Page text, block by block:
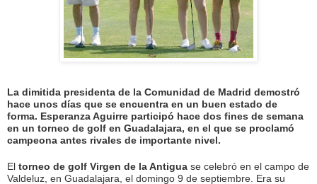
La dimitida presidenta de la Comunidad de Madrid demostró
hace unos días que se encuentra en un buen estado de
forma. Esperanza Aguirre participó hace dos fines de semana
en un torneo de golf en Guadalajara, en el que se proclamó
campeona antes rivales de importante nivel.
El torneo de golf Virgen de la Antigua se celebró en el campo de
Valdeluz, en Guadalajara, el domingo 9 de septiembre. Era su